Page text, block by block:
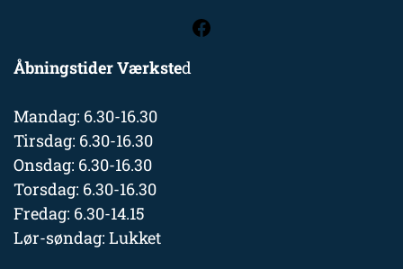
Åbningstider Værksted
Mandag: 6.30-16.30
Tirsdag: 6.30-16.30
Onsdag: 6.30-16.30
Torsdag: 6.30-16.30
Fredag: 6.30-14.15
Lør-søndag: Lukket